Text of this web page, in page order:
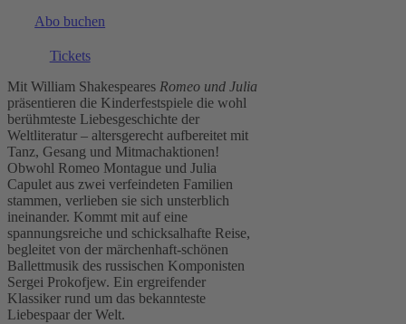
Abo buchen
Tickets
Mit William Shakespeares Romeo und Julia
präsentieren die Kinderfestspiele die wohl
berühmteste Liebesgeschichte der
Weltliteratur – altersgerecht aufbereitet mit
Tanz, Gesang und Mitmachaktionen!
Obwohl Romeo Montague und Julia
Capulet aus zwei verfeindeten Familien
stammen, verlieben sie sich unsterblich
ineinander. Kommt mit auf eine
spannungsreiche und schicksalhafte Reise,
begleitet von der märchenhaft-schönen
Ballettmusik des russischen Komponisten
Sergei Prokofjew. Ein ergreifender
Klassiker rund um das bekannteste
Liebespaar der Welt.